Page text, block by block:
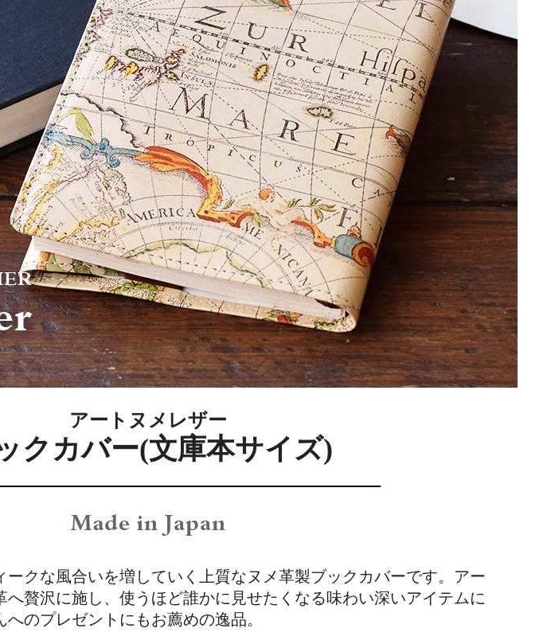
アートヌメレザー
クカバー(文庫本サイズ)
クな風合いを増していく上質なヌメ革製ブックカバーです。アー
へ贅沢に施し、使うほど誰かに見せたくなる味わい深いアイテムに
のプレゼントにもお薦めの逸品。